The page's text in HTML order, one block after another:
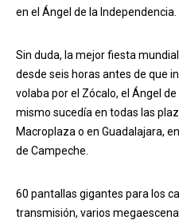
en el Ángel de la Independencia.
Sin duda, la mejor fiesta
desde seis horas antes de que
volaba por el Zócalo, el Ángel
mismo sucedía en todas las
Macroplaza o en Guadalajara,
de Campeche.
60 pantallas gigantes para los
transmisión, varios